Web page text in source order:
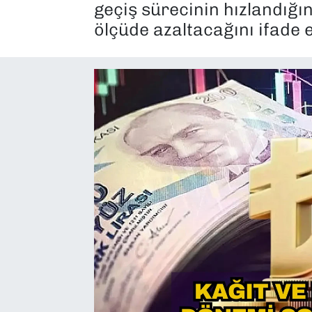
geçiş sürecinin
ölçüde azaltacağını ifade
TEKNOLOJİ
YEREL YÖNETİMLER